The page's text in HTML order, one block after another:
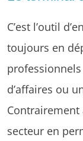
C’est l’outil
toujours en
d’affaires ou
Contrairement
secteur en